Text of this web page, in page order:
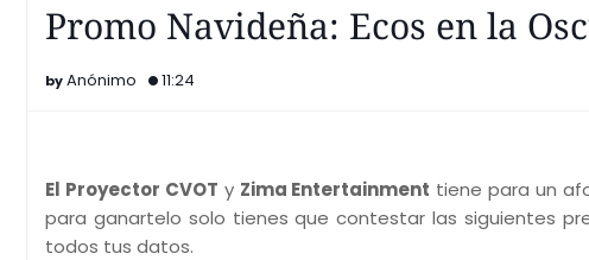
Promo Navideña: Ecos en la
Anónimo 11:24
El Proyector CVOT y Zima Entertainment tiene para un
para ganartelo solo tienes que contestar las siguientes
todos tus datos.